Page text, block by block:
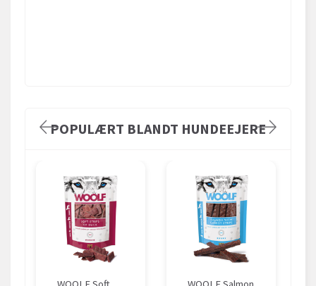
POPULÆRT BLANDT HUNDEEJERE